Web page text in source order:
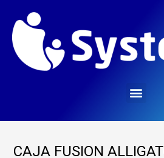
CAJA FUSION